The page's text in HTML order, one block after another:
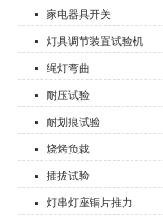
家电器具开关
灯具调节装置试验机
绳灯弯曲
耐压试验
耐划痕试验
烧烤负载
插拔试验
灯串灯座铜片推力